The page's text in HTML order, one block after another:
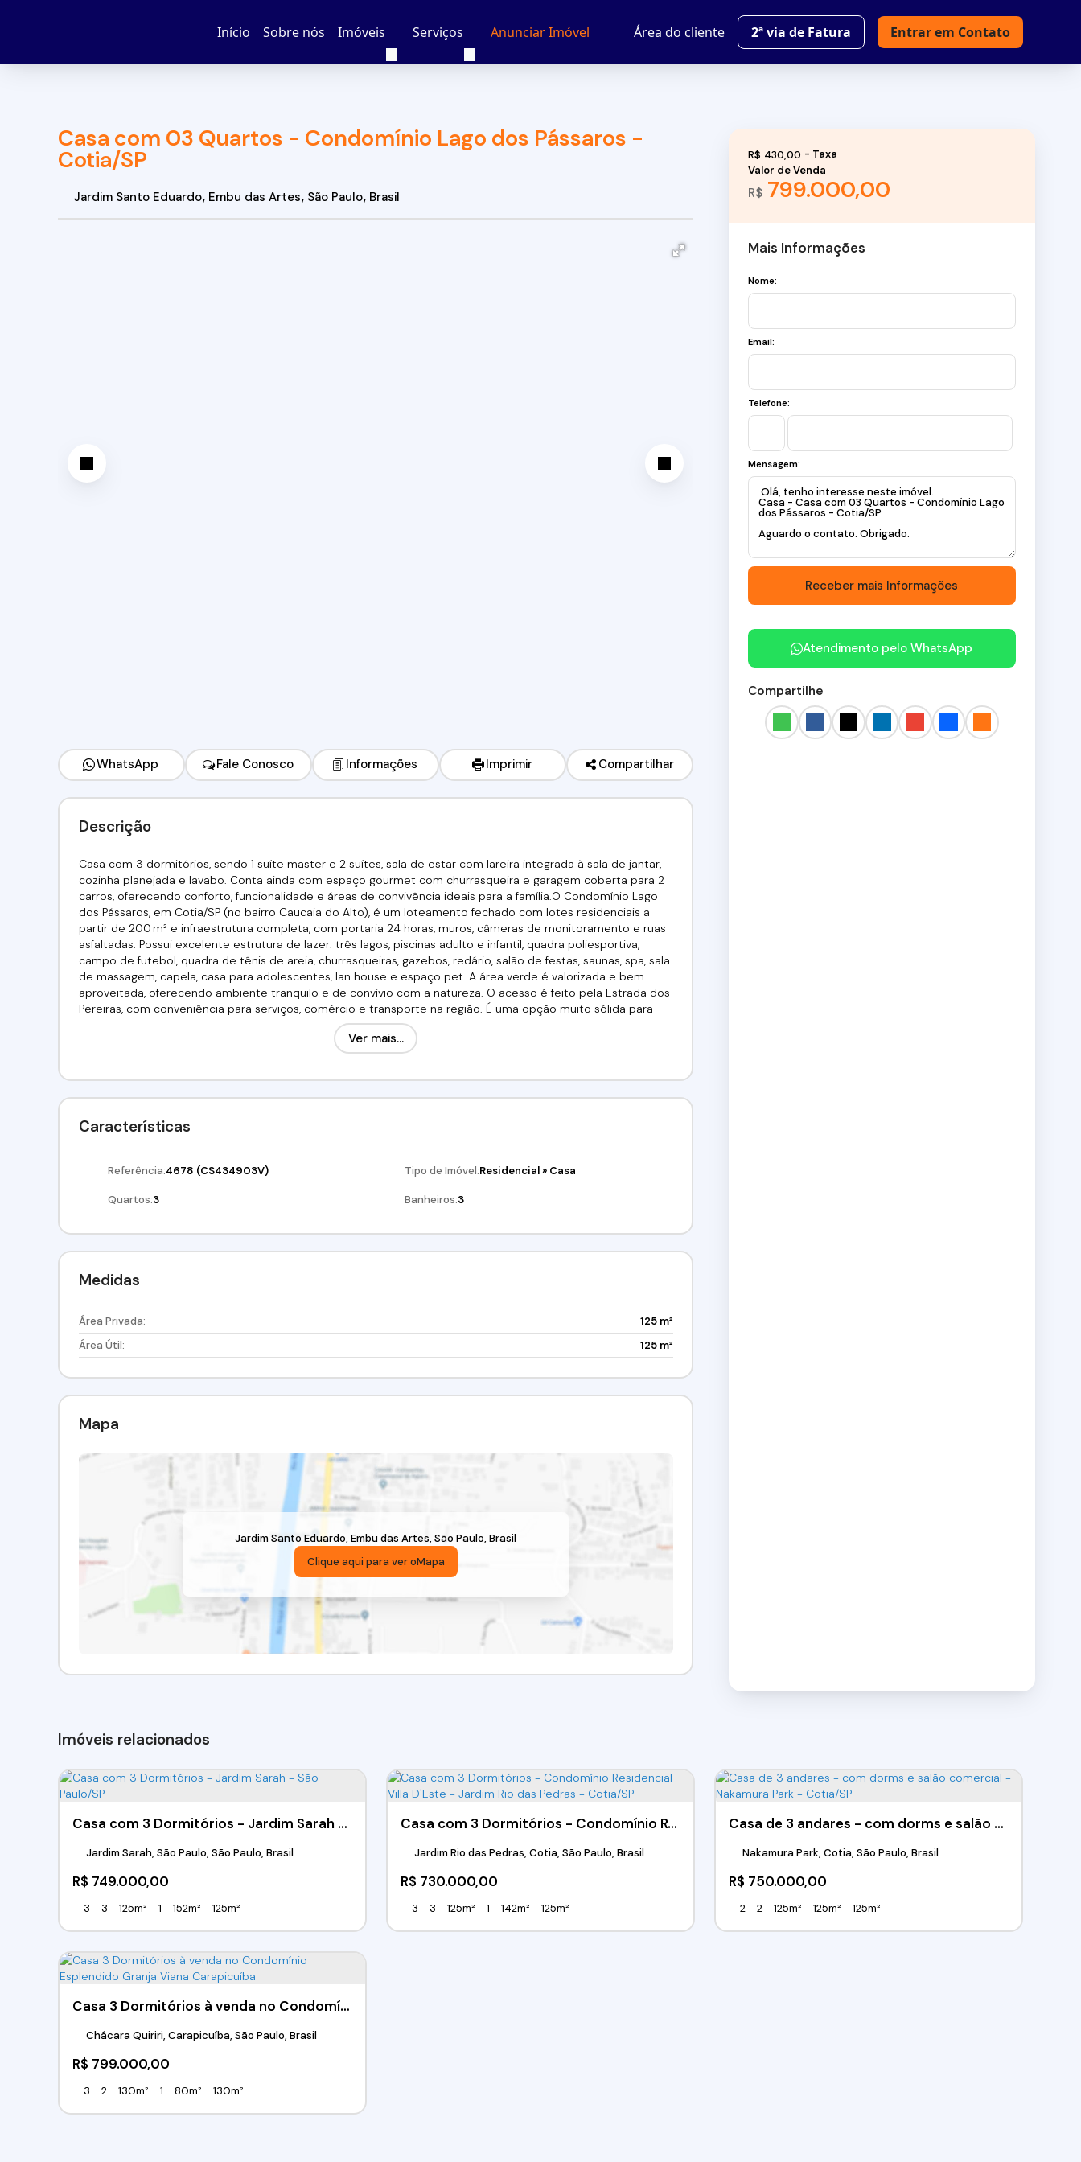
Entrar em Contato
2ª via de Fatura
Área do cliente
Anunciar Imóvel
Serviços
Imóveis
Sobre nós
Início
Casa com 03 Quartos - Condomínio Lago dos Pássaros -
Cotia/SP
Jardim Santo Eduardo, Embu das Artes, São Paulo, Brasil
WhatsApp Fale Conosco Informações Imprimir Compartilhar
Descrição
Casa com 3 dormitórios, sendo 1 suíte master e 2 suítes, sala de estar com lareira integrada à sala de jantar,
cozinha planejada e lavabo. Conta ainda com espaço gourmet com churrasqueira e garagem coberta para 2
carros, oferecendo conforto, funcionalidade e áreas de convivência ideais para a família.O Condomínio Lago
dos Pássaros, em Cotia/SP (no bairro Caucaia do Alto), é um loteamento fechado com lotes residenciais a
partir de 200 m² e infraestrutura completa, com portaria 24 horas, muros, câmeras de monitoramento e ruas
asfaltadas. Possui excelente estrutura de lazer: três lagos, piscinas adulto e infantil, quadra poliesportiva,
campo de futebol, quadra de tênis de areia, churrasqueiras, gazebos, redário, salão de festas, saunas, spa, sala
de massagem, capela, casa para adolescentes, lan house e espaço pet. A área verde é valorizada e bem
aproveitada, oferecendo ambiente tranquilo e de convívio com a natureza. O acesso é feito pela Estrada dos
Pereiras, com conveniência para serviços, comércio e transporte na região. É uma opção muito sólida para
quem busca qualidade de vida, segurança, lazer diversificado e contato com o verde, em um condomínio
familiar e bem estruturado.Valor:R$799.000,00 Aceita Financiamento! Utilize seu FGTS!Agende já a sua visita!!!
(11) 98211-2565 / (11) 97417-8061Imobiliária Alfa Negócios.CRECI. 34.726-J
Ver mais...
Características
Referência:4678 (CS434903V) Tipo de Imóvel:Residencial» Casa
Quartos:3 Banheiros:3
Medidas
Área Privada:
125 m²
Área Útil:
125 m²
Mapa
Jardim Santo Eduardo, Embu das Artes, São Paulo, Brasil
Clique aqui para ver oMapa
R$799.000,00
Valor de Venda
R$ 430,00
Mais Informações
Nome:
Email:
Telefone:
Mensagem:
Atendimento peloWhatsApp
Compartilhe
Imóveis relacionados
Casa com 3 Dormitórios - Jardim Sarah - São Paulo/SP
R$ 749.000,00
Jardim Sarah, São Paulo, São Paulo, Brasil
3 3 125m² 1 152m² 125m²
Casa com 3 Dormitórios - Condomínio Residencial Villa D'Este - Jardim Rio das Pedras - Cotia/SP
R$ 730.000,00
Jardim Rio das Pedras, Cotia, São Paulo, Brasil
3 3 125m² 1 142m² 125m²
Casa de 3 andares - com dorms e salão comercial - Nakamura Park - Cotia/SP
R$ 750.000,00
Nakamura Park, Cotia, São Paulo, Brasil
2 2 125m² 125m² 125m²
Casa 3 Dormitórios à venda no Condomínio Esplendido Granja Viana Carapicuíba
R$ 799.000,00
Chácara Quiriri, Carapicuíba, São Paulo, Brasil
3 2 130m² 1 80m² 130m²